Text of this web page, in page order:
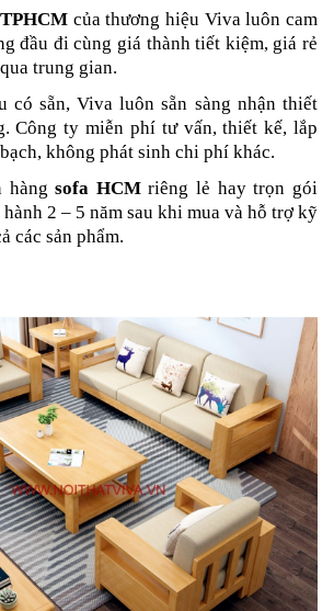
của thương hiệu Viva luôn cam
đầu đi cùng giá thành tiết kiệm, giá rẻ
trung gian.
có sẵn, Viva luôn sẵn sàng nhận thiết
Công ty miễn phí tư vấn, thiết kế, lắp
không phát sinh chi phí khác.
hàngsofa HCMriêng lẻ hay trọn gói
2 – 5 năm sau khi mua và hỗ trợ kỹ
các sản phẩm.